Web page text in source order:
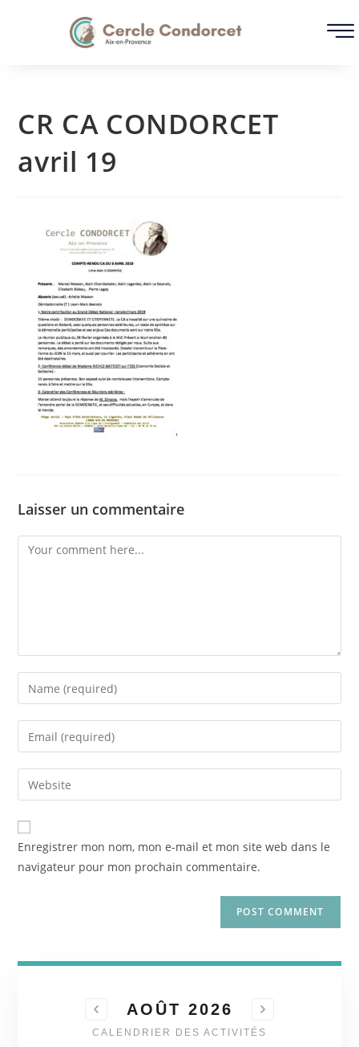
CR CA CONDORCET
avril 19
Laisser un commentaire
Enregistrer mon nom, mon e-mail et mon site web dans le
navigateur pour mon prochain commentaire.
AOÛT 2026
CALENDRIER DES ACTIVITÉS